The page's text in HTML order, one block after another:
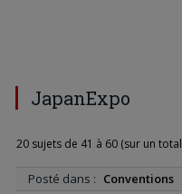
JapanExpo
20 sujets de 41 à 60 (sur un
Posté dans : Conventions